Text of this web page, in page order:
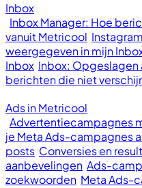
Inbox
Inbox Manager: Hoe
vanuit Metricool
weergegeven in mijn
Inbox Inbox:
berichten die niet
Ads in Metricool
Advertentiecampagnes
je Meta Ads-campagnes
posts Conversies en
aanbevelingen Ads-
zoekwoorden Meta Ads-